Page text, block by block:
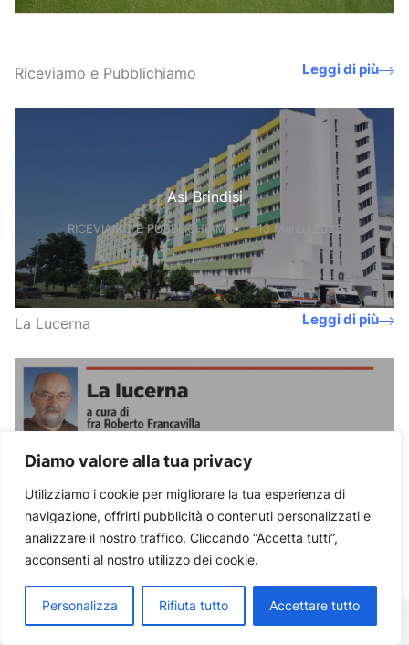
Diamo valore alla tua privacy
Utilizziamo i cookie per migliorare la tua esperienza di
navigazione, offrirti pubblicità o contenuti personalizzati e
analizzare il nostro traffico. Cliccando “Accetta tutti”,
acconsenti al nostro utilizzo dei cookie.
Personalizza Rifiuta tutto Accettare tutto
Riceviamo e Pubblichiamo Leggi di più
Asl Brindisi
RICEVIAMO E PUBBLICHIAMO 13 Marzo 2023
La Lucerna Leggi di più